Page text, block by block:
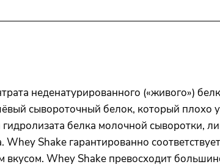
неденатурированного («живого»)
сывороточный белок, который плохо
белка молочной сыворотки,
Whey Shake гарантированно
вкусом. Whey Shake превосходит